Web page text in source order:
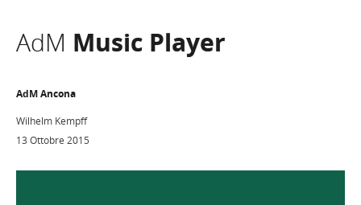
AdM Music Player
AdM Ancona
Wilhelm Kempff
13 Ottobre 2015